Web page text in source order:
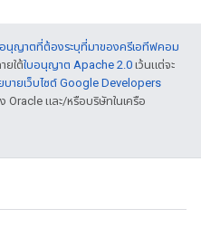
อนุญาตที่ต้องระบุที่มาของครีเอทีฟคอม
ยใต้ใบอนุญาต Apache 2.0 เว้นแต่จะ
บายเว็บไซต์ Google Developers
Oracle และ/หรือบริษัทในเครือ